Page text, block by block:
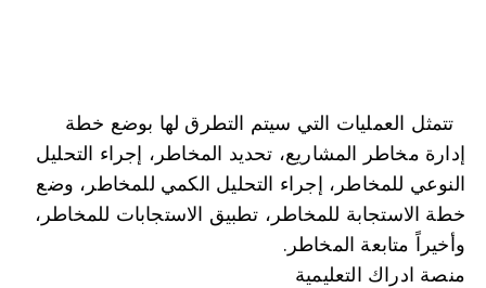
وأخيراً متابعة المخاطر.
منصة ادراك التعليمية